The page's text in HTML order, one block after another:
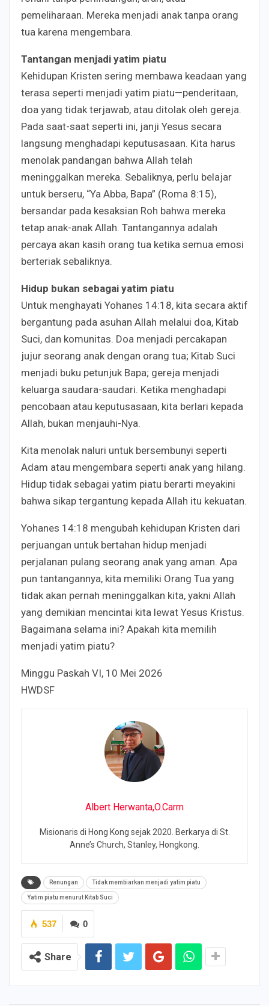
pemeliharaan. Mereka menjadi anak tanpa orang
tua karena mengembara.
Tantangan menjadi yatim piatu
Kehidupan Kristen sering membawa keadaan yang
terasa seperti menjadi yatim piatu—penderitaan,
doa yang tidak terjawab, atau ditolak oleh gereja.
Pada saat-saat seperti ini, janji Yesus secara
langsung menghadapi keputusasaan. Kita harus
menolak pandangan bahwa Allah telah
meninggalkan mereka. Sebaliknya, perlu belajar
untuk berseru, “Ya Abba, Bapa” (Roma 8:15),
bersandar pada kesaksian Roh bahwa mereka
tetap anak-anak Allah. Tantangannya adalah
percaya akan kasih orang tua ketika semua emosi
berteriak sebaliknya.
Hidup bukan sebagai yatim piatu
Untuk menghayati Yohanes 14:18, kita secara aktif
bergantung pada asuhan Allah melalui doa, Kitab
Suci, dan komunitas. Doa menjadi percakapan
jujur seorang anak dengan orang tua; Kitab Suci
menjadi buku petunjuk Bapa; gereja menjadi
keluarga saudara-saudari. Ketika menghadapi
pencobaan atau keputusasaan, kita berlari kepada
Allah, bukan menjauhi-Nya.
Kita menolak naluri untuk bersembunyi seperti
Adam atau mengembara seperti anak yang hilang.
Hidup tidak sebagai yatim piatu berarti meyakini
bahwa sikap tergantung kepada Allah itu kekuatan.
Yohanes 14:18 mengubah kehidupan Kristen dari
perjuangan untuk bertahan hidup menjadi
perjalanan pulang seorang anak yang aman. Apa
pun tantangannya, kita memiliki Orang Tua yang
tidak akan pernah meninggalkan kita, yakni Allah
yang demikian mencintai kita lewat Yesus Kristus.
Bagaimana selama ini? Apakah kita memilih
menjadi yatim piatu?
Minggu Paskah VI, 10 Mei 2026
HWDSF
Albert Herwanta,O.Carm
Misionaris di Hong Kong sejak 2020. Berkarya di St.
Anne’s Church, Stanley, Hongkong.
Renungan Tidak membiarkan menjadi yatim piatu
Yatim piatu menurut Kitab Suci
0
537
Share